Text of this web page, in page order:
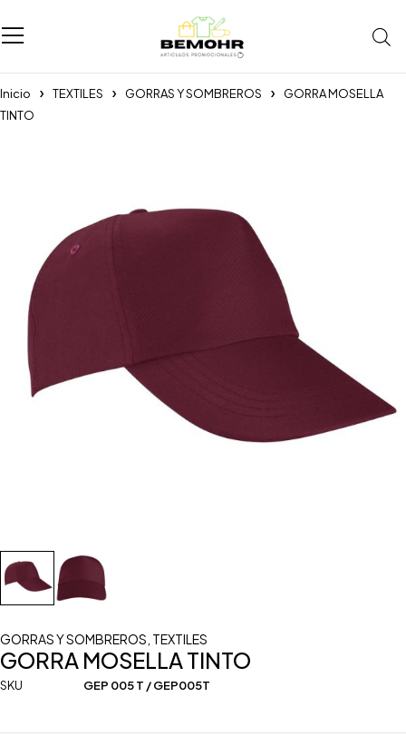
Inicio TEXTILES GORRAS Y SOMBREROS
GORRA MOSELLA
TINTO
GORRAS Y SOMBREROS TEXTILES
GORRA MOSELLA TINTO
SKU GEP 005 T / GEP005T